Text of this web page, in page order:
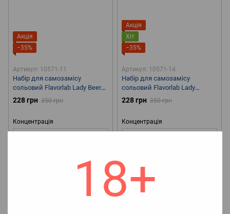
18+
Акція
−35%
Артикул: 10571-11
Набір для самозамісу
сольовий Flavorlab Lady Beer
Mango 30 ml 50 m
228 грн 350 грн
Концентрація
С холодком
🌏Країна
Акція
Хіт
−35%
Артикул: 10571-14
Набір для самозамісу
сольовий Flavorlab Lady
Fragolino Lemon 30 ml 50 mg
228 грн 350 грн
Концентрація
холодком
Країна виробник